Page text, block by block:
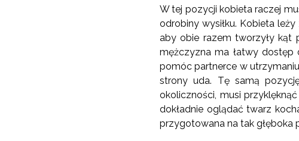
W tej pozycji kobieta raczej
odrobiny wysiłku. Kobieta
aby obie razem tworzyły kąt
mężczyzna ma łatwy dostęp
pomóc partnerce w
strony uda. Tę samą
okoliczności, musi
dokładnie oglądać twarz
przygotowana na tak głęboka